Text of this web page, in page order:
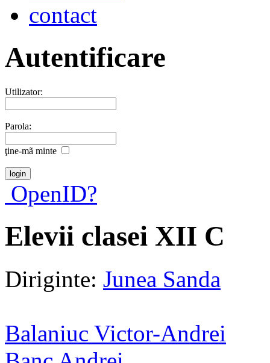
contact
Autentificare
Utilizator:
Parola:
ţine-mã minte
OpenID?
Elevii clasei XII C
Diriginte: Junea Sanda
Balaniuc Victor-Andrei